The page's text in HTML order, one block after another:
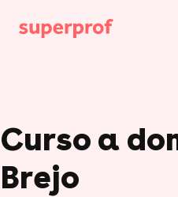
Curso a
Brejo